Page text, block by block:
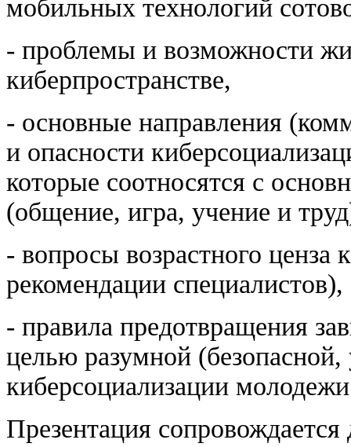
мобильных технологий
- проблемы и возможности
киберпространстве,
- основные направления
и опасности
которые соотносятся с
(общение, игра, учение и
- вопросы возрастного ценза
рекомендации специалистов),
- правила предотвращения
целью разумной
киберсоциализации
Презентация